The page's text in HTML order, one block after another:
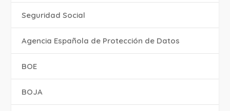
Seguridad Social
Agencia Española de Protección de Datos
BOE
BOJA